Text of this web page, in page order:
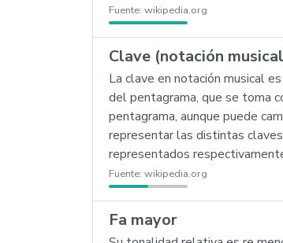
Fuente: wikipedia.org
Clave (notación
La clave en notación musical
del pentagrama, que se toma
pentagrama, aunque puede
representar las distintas
representados
Fuente: wikipedia.org
Fa mayor